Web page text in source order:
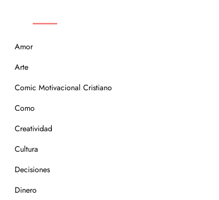
Amor
Arte
Comic Motivacional Cristiano
Como
Creatividad
Cultura
Decisiones
Dinero